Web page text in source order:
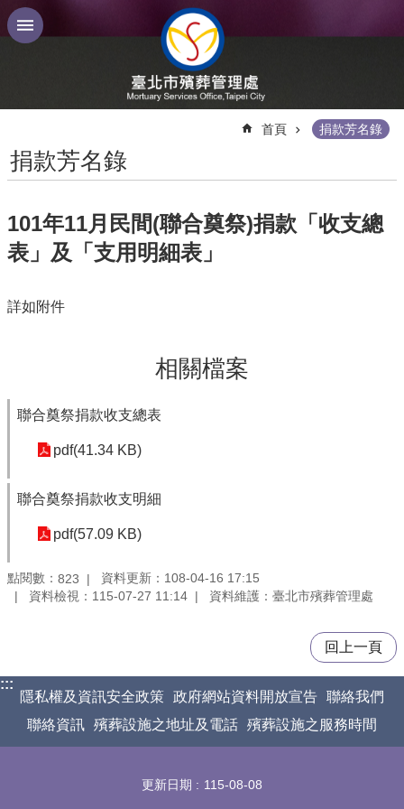
跳到主要內容區塊
首頁 捐款芳名錄
捐款芳名錄
101年11月民間(聯合奠祭)捐款「收支總
表」及「支用明細表」
詳如附件
相關檔案
聯合奠祭捐款收支總表
pdf(41.34 KB)
聯合奠祭捐款收支明細
pdf(57.09 KB)
點閱數： 823
資料更新：108-04-16 17:15
資料檢視：115-07-27 11:14
資料維護：臺北市殯葬管理處
回上一頁
:::
隱私權及資訊安全政策 政府網站資料開放宣告 聯絡我們
聯絡資訊 殯葬設施之地址及電話 殯葬設施之服務時間
更新日期 115-08-08